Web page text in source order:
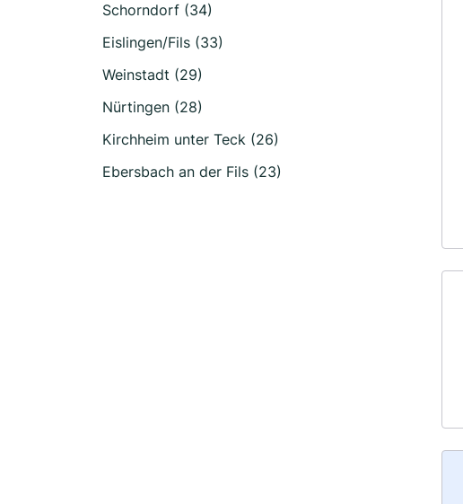
Schorndorf (34)
Eislingen/Fils (33)
Weinstadt (29)
Nürtingen (28)
Kirchheim unter Teck (26)
Ebersbach an der Fils (23)